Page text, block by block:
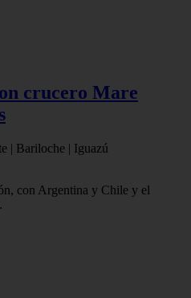
crucero Mare
| Bariloche | Iguazú
con Argentina y Chile y el